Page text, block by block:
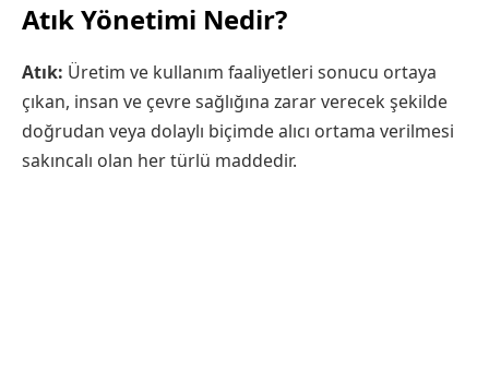
Atık Yönetimi Nedir?
Atık: Üretim ve kullanım faaliyetleri sonucu ortaya
çıkan, insan ve çevre sağlığına zarar verecek şekilde
doğrudan veya dolaylı biçimde alıcı ortama verilmesi
sakıncalı olan her türlü maddedir.